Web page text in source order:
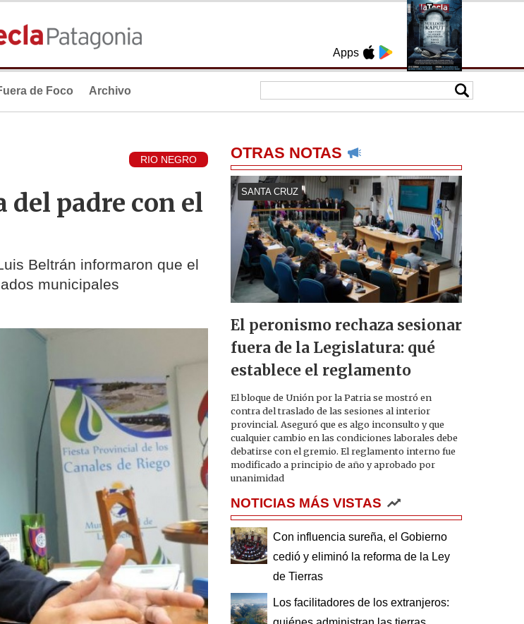
Apps
de Foco Archivo
RIO NEGRO
padre con el
Beltrán informaron que el
municipales
OTRAS NOTAS
SANTA CRUZ
El peronismo rechaza sesionar
fuera de la Legislatura: qué
establece el reglamento
El bloque de Unión por la Patria se mostró en
contra del traslado de las sesiones al interior
provincial. Aseguró que es algo inconsulto y que
cualquier cambio en las condiciones laborales debe
debatirse con el gremio. El reglamento interno fue
modificado a principio de año y aprobado por
unanimidad
NOTICIAS MÁS VISTAS
Con influencia sureña, el Gobierno
cedió y eliminó la reforma de la Ley
de Tierras
Los facilitadores de los extranjeros: